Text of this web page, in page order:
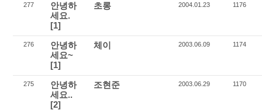
277
안녕하
세요.
[1]
초롱 2004.01.23 1176
276
안녕하
세요~
[1]
체이 2003.06.09 1174
275
안녕하
세요..
[2]
조현준 2003.06.29 1170